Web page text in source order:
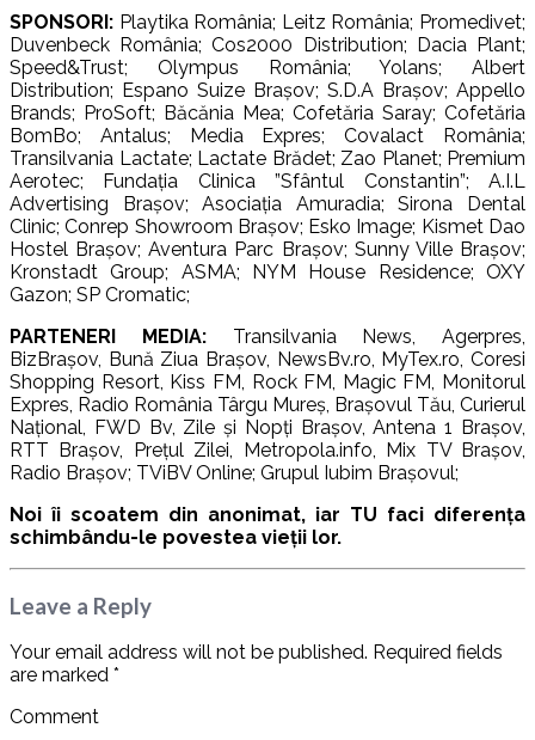
SPONSORI: Playtika România; Leitz România; Promedivet;
Duvenbeck România; Cos2000 Distribution; Dacia Plant;
Speed&Trust; Olympus România; Yolans; Albert
Distribution; Espano Suize Brașov; S.D.A Brașov; Appello
Brands; ProSoft; Băcănia Mea; Cofetăria Saray; Cofetăria
BomBo; Antalus; Media Expres; Covalact România;
Transilvania Lactate; Lactate Brădet; Zao Planet; Premium
Aerotec; Fundația Clinica ”Sfântul Constantin”; A.I.L
Advertising Brașov; Asociația Amuradia; Sirona Dental
Clinic; Conrep Showroom Brașov; Esko Image; Kismet Dao
Hostel Brașov; Aventura Parc Brașov; Sunny Ville Brașov;
Kronstadt Group; ASMA; NYM House Residence; OXY
Gazon; SP Cromatic;
PARTENERI MEDIA: Transilvania News, Agerpres,
BizBrașov, Bună Ziua Brașov, NewsBv.ro, MyTex.ro, Coresi
Shopping Resort, Kiss FM, Rock FM, Magic FM, Monitorul
Expres, Radio România Târgu Mureș, Brașovul Tău, Curierul
Național, FWD Bv, Zile și Nopți Brașov, Antena 1 Brașov,
RTT Brașov, Prețul Zilei, Metropola.info, Mix TV Brașov,
Radio Brașov; TViBV Online; Grupul Iubim Brașovul;
Noi îi scoatem din anonimat, iar TU faci diferența
schimbându-le povestea vieții lor.
Leave a Reply
Your email address will not be published. Required fields
are marked *
Comment